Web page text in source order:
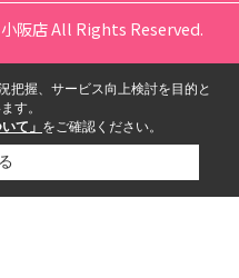
阪店 All Rights Reserved.
把握、サービス向上検討を目的と
す。
て」 をご確認ください。